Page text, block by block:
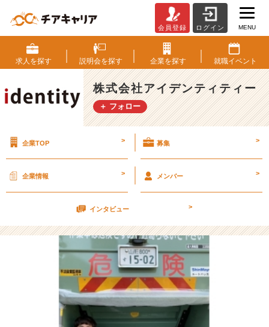
年
で
ど
こ
ま
で
き
ろ
う
振
返
っ
て
み
る
【株
会員登録 ログイン MENU
求人を探す 説明会を探す 企業を探す 就職イベント
株式会社アイデンティティー
＋ フォロー
企業TOP > 募集 >
企業情報 > メンバー >
インタビュー >